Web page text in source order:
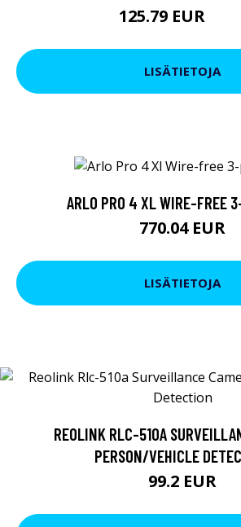
125.79 EUR
LISÄTIETOJA
ARLO PRO 4 XL WIRE-FREE
770.04 EUR
LISÄTIETOJA
REOLINK RLC-510A
PERSON/VEHICLE
99.2 EUR